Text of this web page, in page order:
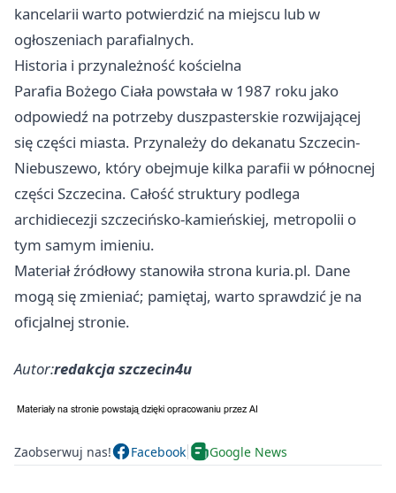
kancelarii warto potwierdzić na miejscu lub w
ogłoszeniach parafialnych.
Historia i przynależność kościelna
Parafia Bożego Ciała powstała w 1987 roku jako
odpowiedź na potrzeby duszpasterskie rozwijającej
się części miasta. Przynależy do dekanatu Szczecin-
Niebuszewo, który obejmuje kilka parafii w północnej
części Szczecina. Całość struktury podlega
archidiecezji szczecińsko-kamieńskiej, metropolii o
tym samym imieniu.
Materiał źródłowy stanowiła strona kuria.pl. Dane
mogą się zmieniać; pamiętaj, warto sprawdzić je na
oficjalnej stronie.
Autor:redakcja szczecin4u
Zaobserwuj nas! Facebook Google News